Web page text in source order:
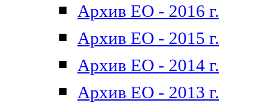
Архив ЕО - 2016 г.
Архив ЕО - 2015 г.
Архив ЕО - 2014 г.
Архив ЕО - 2013 г.